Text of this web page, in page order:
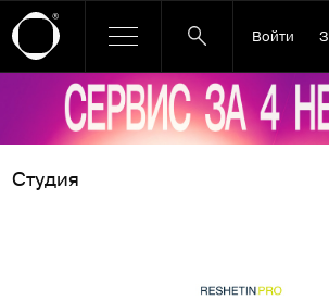
Войти
Ссылка баннера
Студия